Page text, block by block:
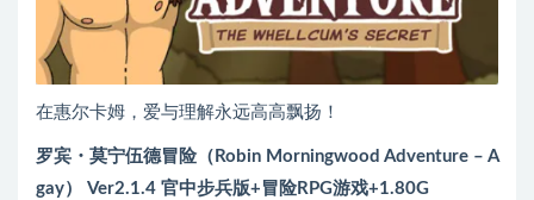
在惠尔卡姆，爱与理解永远高高飘扬！
罗宾・莫宁伍德冒险（Robin Morningwood Adventure – A
gay） Ver2.1.4 官中步兵版+冒险RPG游戏+1.80G